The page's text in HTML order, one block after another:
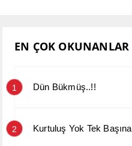
EN ÇOK OKUNANLAR
1 Dün Bükmüş..!!
2 Kurtuluş Yok Tek Başına